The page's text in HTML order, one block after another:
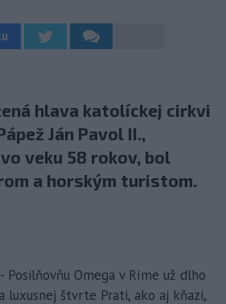
hlava katolíckej cirkvi
Ján Pavol II.,
veku 58 rokov, bol
a horským turistom.
Posilňovňu Omega v Ríme už dlho
luxusnej štvrte Prati, ako aj kňazi,